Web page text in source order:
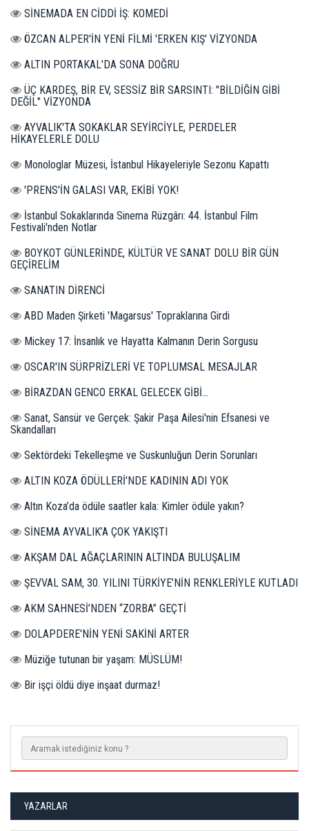
SİNEMADA EN CİDDİ İŞ: KOMEDİ
ÖZCAN ALPER'İN YENİ FİLMİ 'ERKEN KIŞ' VİZYONDA
ALTIN PORTAKAL'DA SONA DOĞRU
ÜÇ KARDEŞ, BİR EV, SESSİZ BİR SARSINTI: "BİLDİĞİN GİBİ
DEĞİL" VİZYONDA
AYVALIK'TA SOKAKLAR SEYİRCİYLE, PERDELER
HİKAYELERLE DOLU
Monologlar Müzesi, İstanbul Hikayeleriyle Sezonu Kapattı
'PRENS'İN GALASI VAR, EKİBİ YOK!
İstanbul Sokaklarında Sinema Rüzgârı: 44. İstanbul Film
Festivali'nden Notlar
BOYKOT GÜNLERİNDE, KÜLTÜR VE SANAT DOLU BİR GÜN
GEÇİRELİM
SANATIN DİRENCİ
ABD Maden Şirketi 'Magarsus' Topraklarına Girdi
Mickey 17: İnsanlık ve Hayatta Kalmanın Derin Sorgusu
OSCAR'IN SÜRPRİZLERİ VE TOPLUMSAL MESAJLAR
BİRAZDAN GENCO ERKAL GELECEK GİBİ...
Sanat, Sansür ve Gerçek: Şakir Paşa Ailesi'nin Efsanesi ve
Skandalları
Sektördeki Tekelleşme ve Suskunluğun Derin Sorunları
ALTIN KOZA ÖDÜLLERİ'NDE KADININ ADI YOK
Altın Koza’da ödüle saatler kala: Kimler ödüle yakın?
SİNEMA AYVALIK’A ÇOK YAKIŞTI
AKŞAM DAL AĞAÇLARININ ALTINDA BULUŞALIM
ŞEVVAL SAM, 30. YILINI TÜRKİYE’NİN RENKLERİYLE KUTLADI
AKM SAHNESİ’NDEN “ZORBA” GEÇTİ
DOLAPDERE'NİN YENİ SAKİNİ ARTER
Müziğe tutunan bir yaşam: MÜSLÜM!
Bir işçi öldü diye inşaat durmaz!
YAZARLAR